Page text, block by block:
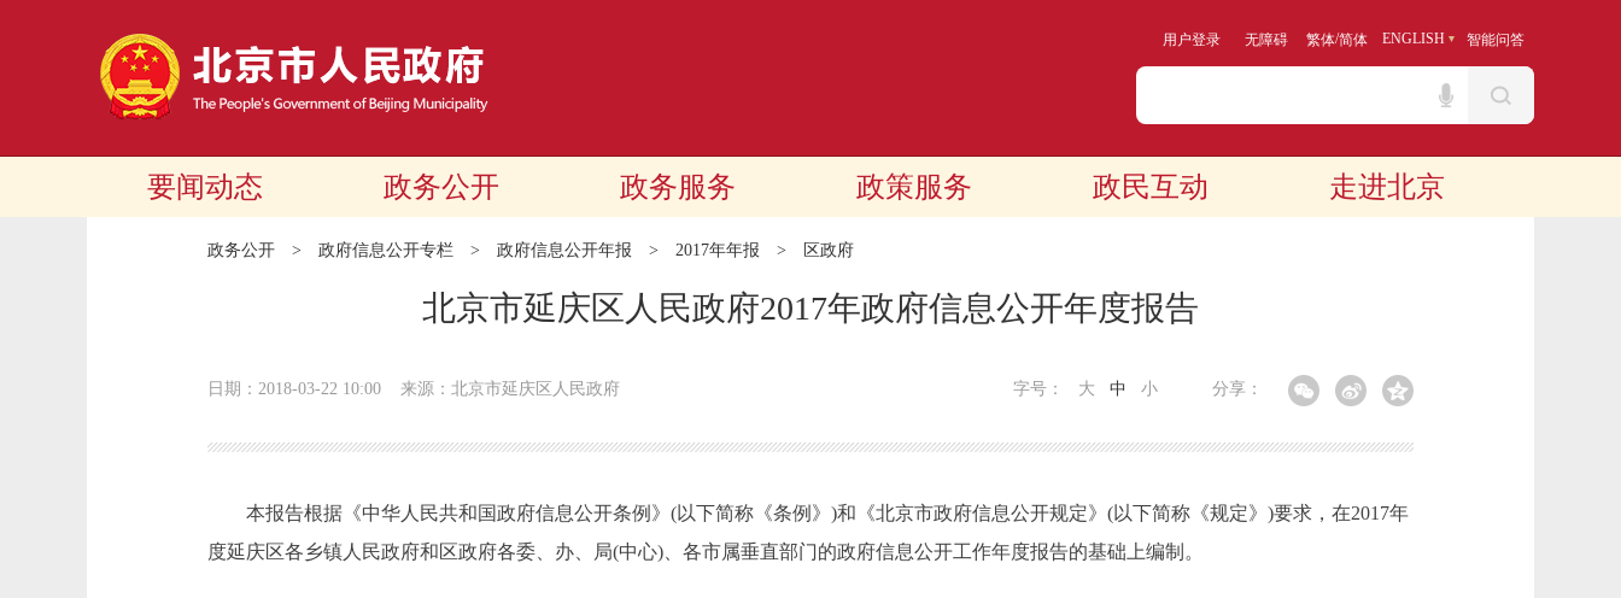
用户登录 无障碍 繁体/简体 ENGLISH 智能问答
要闻动态 政务公开 政务服务 政策服务 政民互动 走进北京
政务公开 > 政府信息公开专栏 > 政府信息公开年报 > 2017年年报 > 区政府
北京市延庆区人民政府2017年政府信息公开年度报告
日期：2018-03-22 10:00 来源：北京市延庆区人民政府 分享：
字号： 大 中 小
本报告根据《中华人民共和国政府信息公开条例》(以下简称《条例》)和《北京市政府信息公开规定》(以下简称《规定》)要求，在2017年
度延庆区各乡镇人民政府和区政府各委、办、局(中心)、各市属垂直部门的政府信息公开工作年度报告的基础上编制。